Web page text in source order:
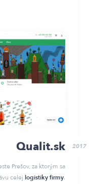
2017
Qualit.sk
Prešov, za ktorým sa
celej logistiky firmy.